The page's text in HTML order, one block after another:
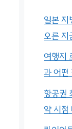
일본
오른 지
여행지
과 어떤
항공권
약 시점